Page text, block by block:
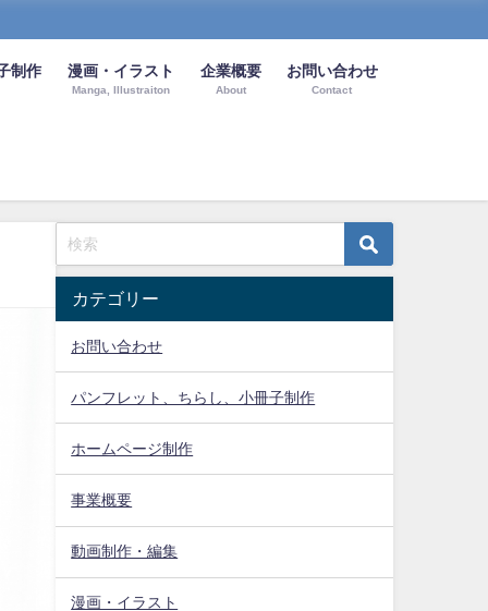
制作 漫画・イラスト
Manga, Illustraiton
企業概要
About
お問い合わせ
Contact
カテゴリー
お問い合わせ
パンフレット、ちらし、小冊子制作
ホームページ制作
事業概要
動画制作・編集
漫画・イラスト